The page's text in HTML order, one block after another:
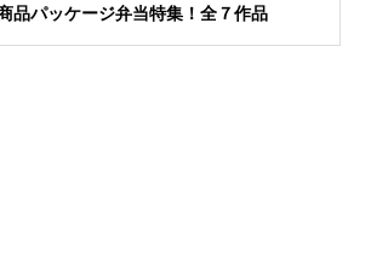
品パッケージ弁当特集！全７作品